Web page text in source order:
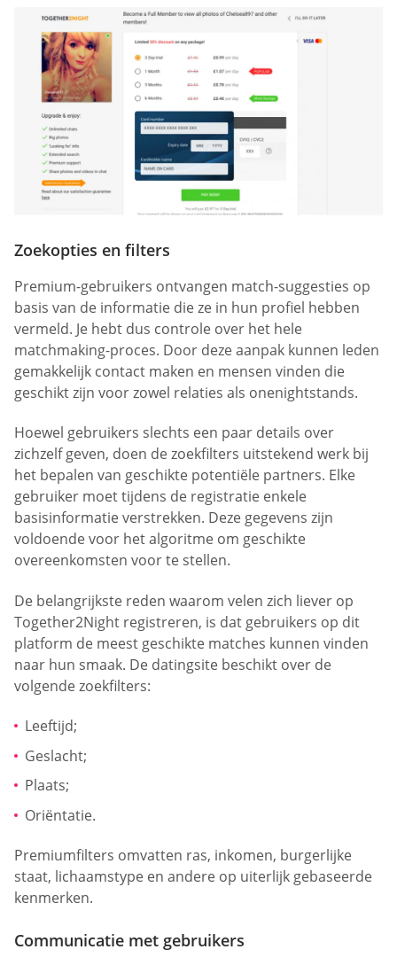
Zoekopties en filters
Premium-gebruikers ontvangen match-suggesties op
basis van de informatie die ze in hun profiel hebben
vermeld. Je hebt dus controle over het hele
matchmaking-proces. Door deze aanpak kunnen leden
gemakkelijk contact maken en mensen vinden die
geschikt zijn voor zowel relaties als onenightstands.
Hoewel gebruikers slechts een paar details over
zichzelf geven, doen de zoekfilters uitstekend werk bij
het bepalen van geschikte potentiële partners. Elke
gebruiker moet tijdens de registratie enkele
basisinformatie verstrekken. Deze gegevens zijn
voldoende voor het algoritme om geschikte
overeenkomsten voor te stellen.
De belangrijkste reden waarom velen zich liever op
Together2Night registreren, is dat gebruikers op dit
platform de meest geschikte matches kunnen vinden
naar hun smaak. De datingsite beschikt over de
volgende zoekfilters:
Leeftijd;
Geslacht;
Plaats;
Oriëntatie.
Premiumfilters omvatten ras, inkomen, burgerlijke
staat, lichaamstype en andere op uiterlijk gebaseerde
kenmerken.
Communicatie met gebruikers